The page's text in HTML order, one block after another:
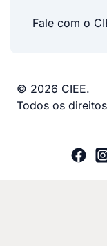
Fale com o
© 2026 CIEE.
Todos os